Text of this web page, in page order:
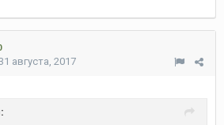
августа, 2017